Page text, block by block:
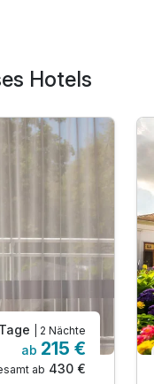
Hotels
| 2 Nächte
ab 215 €
ab 430 €